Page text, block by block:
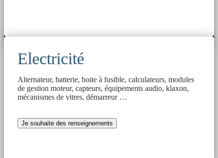
Electricité
Alternateur, batterie, boite à fusible, calculateurs, modules
de gestion moteur, capteurs, équipements audio, klaxon,
mécanismes de vitres, démarreur …
Je souhaite des renseignements